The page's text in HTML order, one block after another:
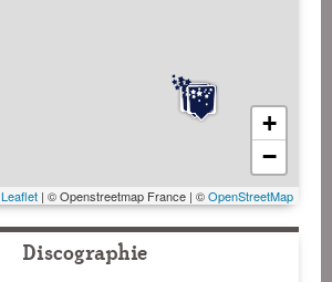
+
−
Leaflet | © Openstreetmap France | ©OpenStreetMap
Discographie